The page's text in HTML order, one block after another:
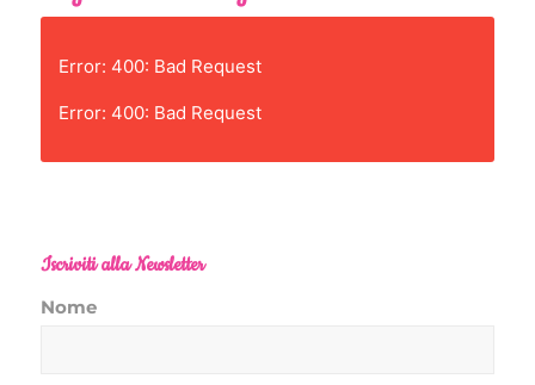
Error: 400: Bad Request
Error: 400: Bad Request
Iscriviti alla Newsletter
Nome